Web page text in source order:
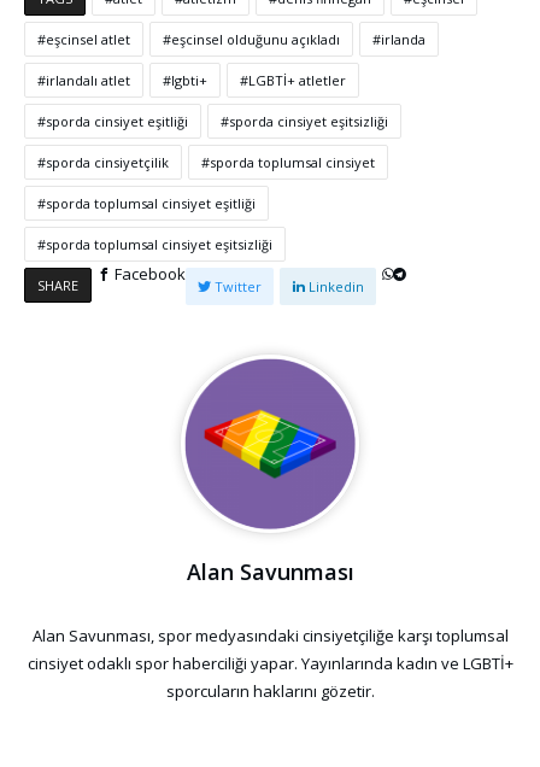
eşcinsel atlet eşcinsel olduğunu açıkladı irlanda
irlandalı atlet lgbti+ LGBTİ+ atletler
sporda cinsiyet eşitliği sporda cinsiyet eşitsizliği
sporda cinsiyetçilik sporda toplumsal cinsiyet
sporda toplumsal cinsiyet eşitliği
sporda toplumsal cinsiyet eşitsizliği
SHARE
Facebook
Twitter Linkedin
Alan Savunması
Alan Savunması, spor medyasındaki cinsiyetçiliğe karşı toplumsal
cinsiyet odaklı spor haberciliği yapar. Yayınlarında kadın ve LGBTİ+
sporcuların haklarını gözetir.